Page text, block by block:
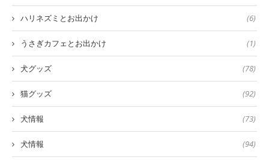
ハリネズミとお出かけ (6)
うさぎカフェとお出かけ (1)
犬グッズ (78)
猫グッズ (92)
犬情報 (73)
犬情報 (94)